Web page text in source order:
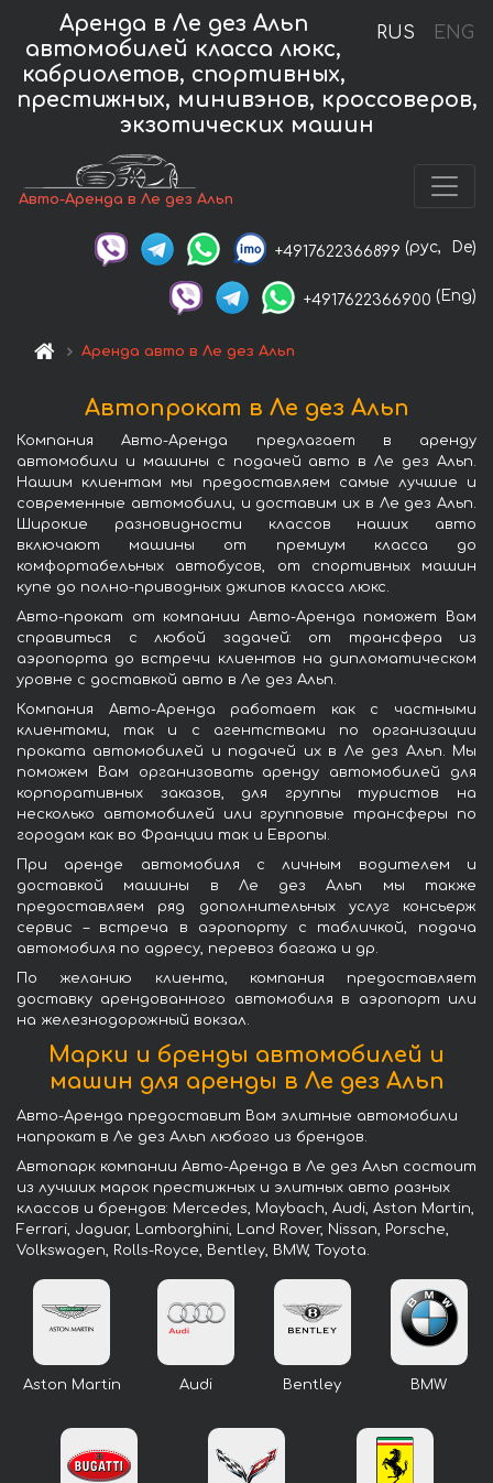
RUS ENG
Аренда в Ле дез Альп
автомобилей класса люкс,
кабриолетов, спортивных,
престижных, минивэнов, кроссоверов,
экзотических машин
Авто-Аренда в Ле дез Альп
+4917622366899 (рус, De)
+4917622366900 (Eng)
Аренда авто в Ле дез Альп
Автопрокат в Ле дез Альп
Компания Авто-Аренда предлагает в аренду
автомобили и машины с подачей авто в Ле дез Альп.
Нашим клиентам мы предоставляем самые лучшие и
современные автомобили, и доставим их в Ле дез Альп.
Широкие разновидности классов наших авто
включают машины от премиум класса до
комфортабельных автобусов, от спортивных машин
купе до полно-приводных джипов класса люкс.
Авто-прокат от компании Авто-Аренда поможет Вам
справиться с любой задачей: от трансфера из
аэропорта до встречи клиентов на дипломатическом
уровне с доставкой авто в Ле дез Альп.
Компания Авто-Аренда работает как с частными
клиентами, так и с агентствами по организации
проката автомобилей и подачей их в Ле дез Альп. Мы
поможем Вам организовать аренду автомобилей для
корпоративных заказов, для группы туристов на
несколько автомобилей или групповые трансферы по
городам как во Франции так и Европы.
При аренде автомобиля с личным водителем и
доставкой машины в Ле дез Альп мы также
предоставляем ряд дополнительных услуг консьерж
сервис – встреча в аэропорту с табличкой, подача
автомобиля по адресу, перевоз багажа и др.
По желанию клиента, компания предоставляет
доставку арендованного автомобиля в аэропорт или
на железнодорожный вокзал.
Марки и бренды автомобилей и
машин для аренды в Ле дез Альп
Авто-Аренда предоставит Вам элитные автомобили
напрокат в Ле дез Альп любого из брендов.
Автопарк компании Авто-Аренда в Ле дез Альп состоит
из лучших марок престижных и элитных авто разных
классов и брендов: Mercedes, Maybach, Audi, Aston Martin,
Ferrari, Jaguar, Lamborghini, Land Rover, Nissan, Porsche,
Volkswagen, Rolls-Royce, Bentley, BMW, Toyota.
Aston Martin Audi Bentley BMW